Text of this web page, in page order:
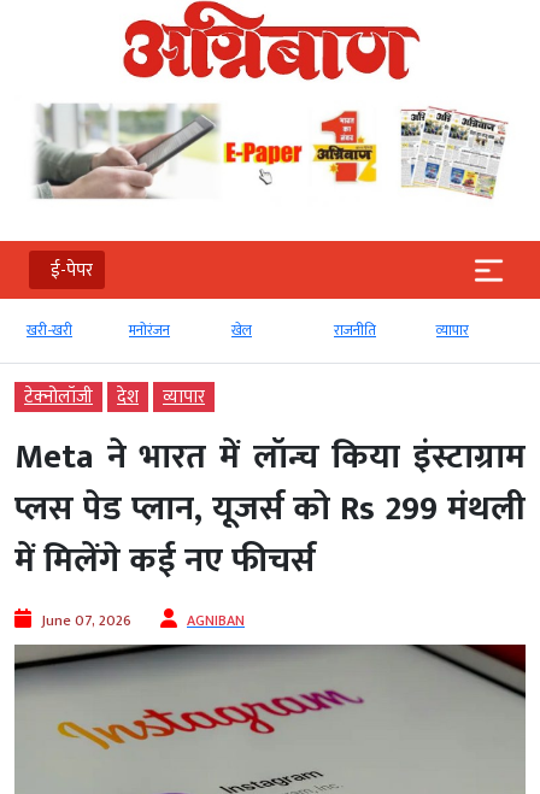
ई-पेपर
खरी-खरी मनोरंजन खेल राजनीति व्‍यापार
टेक्‍नोलॉजी देश व्‍यापार
Meta ने भारत में लॉन्च किया इंस्टाग्राम
प्लस पेड प्लान, यूजर्स को Rs 299 मंथली
में मिलेंगे कई नए फीचर्स
June 07, 2026 AGNIBAN